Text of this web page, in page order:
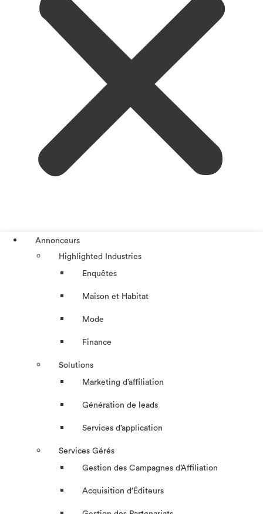
Annonceurs
Highlighted Industries
Enquêtes
Maison et Habitat
Mode
Finance
Solutions
Marketing d’affiliation
Génération de leads
Services d’application
Services Gérés
Gestion des Campagnes d’Affiliation​
Acquisition d’Éditeurs